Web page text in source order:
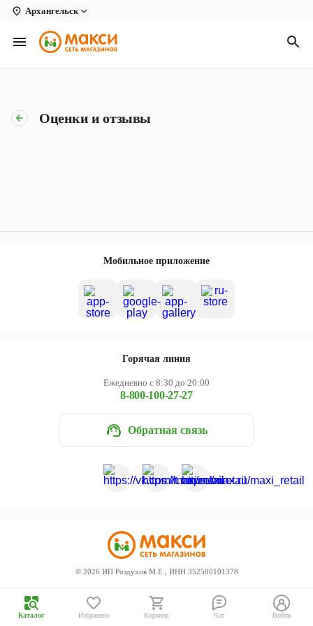
Архангельск
Вологда
Архангельск
Киров
Новодвинск
Оценки и отзывы
Мобильное приложение
Горячая линия
Ежедневно с 8:30 до 20:00
8-800-100-27-27
Обратная связь
© 2026 ИП Роздухов М.Е., ИНН 352500101378
Каталог Избранное Корзина Чат Войти